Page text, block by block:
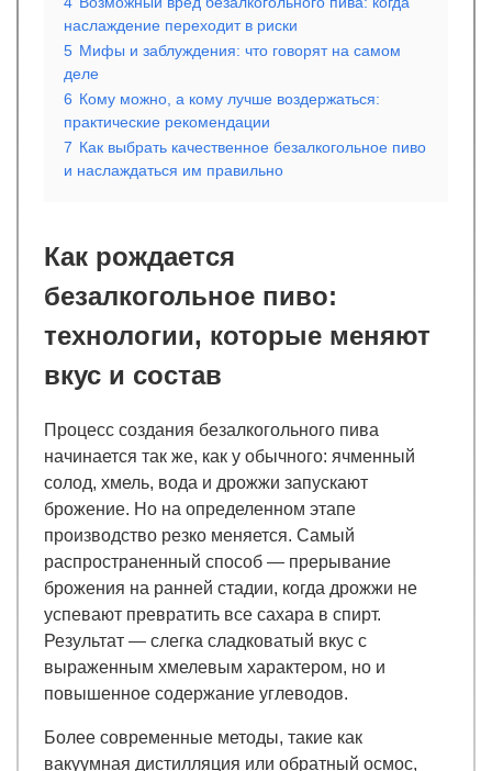
наслаждение переходит в риски
5 Мифы и заблуждения: что говорят на самом
деле
6 Кому можно, а кому лучше воздержаться:
практические рекомендации
7 Как выбрать качественное безалкогольное пиво
и наслаждаться им правильно
Как рождается
безалкогольное пиво:
технологии, которые меняют
вкус и состав
Процесс создания безалкогольного пива
начинается так же, как у обычного: ячменный
солод, хмель, вода и дрожжи запускают
брожение. Но на определенном этапе
производство резко меняется. Самый
распространенный способ — прерывание
брожения на ранней стадии, когда дрожжи не
успевают превратить все сахара в спирт.
Результат — слегка сладковатый вкус с
выраженным хмелевым характером, но и
повышенное содержание углеводов.
Более современные методы, такие как
вакуумная дистилляция или обратный осмос,